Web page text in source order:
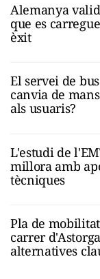
Alemanya
que es
èxit
El servei de
canvia de
als usuaris?
L'estudi de
millora amb
tècniques
Pla de
carrer
alternatives